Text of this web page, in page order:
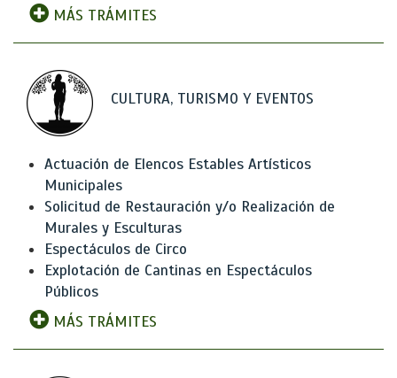
MÁS TRÁMITES
CULTURA, TURISMO Y EVENTOS
Actuación de Elencos Estables Artísticos
Municipales
Solicitud de Restauración y/o Realización de
Murales y Esculturas
Espectáculos de Circo
Explotación de Cantinas en Espectáculos
Públicos
MÁS TRÁMITES